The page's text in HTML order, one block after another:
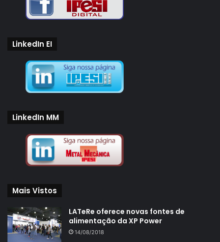
LinkedIn EI
LinkedIn MM
Mais Vistos
LATeRe oferece novas fontes de
alimentação da XP Power
14/08/2018